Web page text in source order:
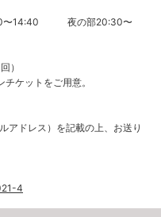
〜14:40 夜の部20:30〜
）
ケットをご用意。
アドレス）を記載の上、お送り
4